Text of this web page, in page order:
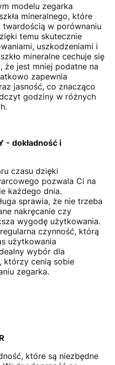
modelu zegarka
mineralnego, które
w porównaniu
temu skutecznie
uszkodzeniami i
mineralne cechuje się
że jest mniej podatne na
zapewnia
jasność, co znacząco
godziny w różnych
- dokładność i
czasu dzięki
pozwala Ci na
każdego dnia.
sprawia, że nie trzeba
nakręcanie czy
wygodę użytkowania.
czynność, którą
użytkowania
wybór dla
którzy cenią sobie
zegarka.
które są niezbędne